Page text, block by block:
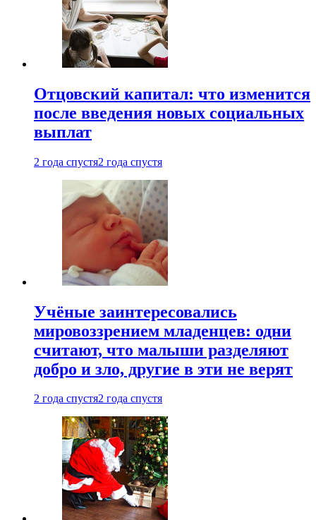
Отцовский капитал: что изменится
после введения новых социальных
выплат
2 года спустя2 года спустя
Учёные заинтересовались
мировоззрением младенцев: одни
считают, что малыши разделяют
добро и зло, другие в эти не верят
2 года спустя2 года спустя